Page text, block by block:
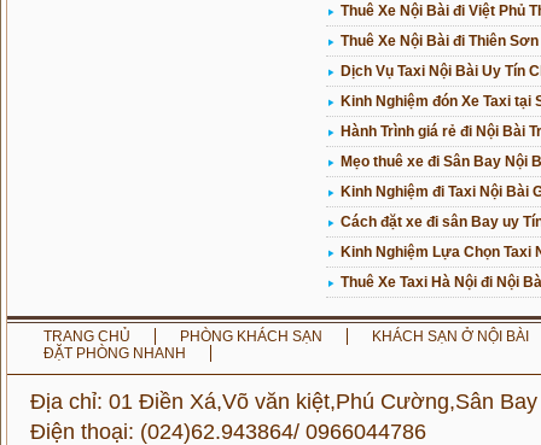
Thuê Xe Nội Bài đi Việt Phủ
Thuê Xe Nội Bài đi Thiên
Dịch Vụ Taxi Nội Bài Uy Tín
Kinh Nghiệm đón Xe Taxi tại
Hành Trình giá rẻ đi Nội Bài
Mẹo thuê xe đi Sân Bay Nội
Kinh Nghiệm đi Taxi Nội Bài
Cách đặt xe đi sân Bay uy
Kinh Nghiệm Lựa Chọn Taxi
Thuê Xe Taxi Hà Nội đi Nội
TRANG CHỦ PHÒNG KHÁCH SẠN
KHÁCH SẠN Ở NỘI BÀI
ĐẶT PHÒNG NHANH
Địa chỉ: 01 Điền Xá,Võ văn kiệt,Phú Cường,Sân
Điện thoại: (024)62.943864/ 0966044786